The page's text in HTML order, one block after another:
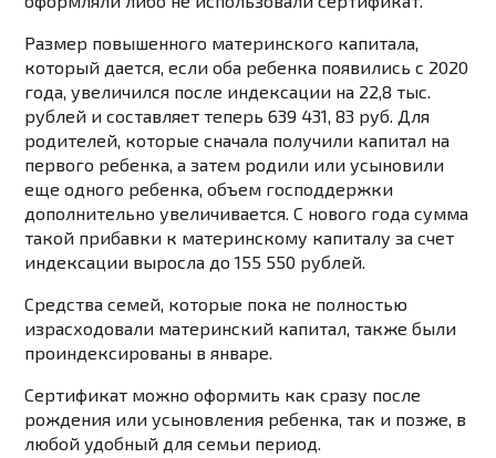
Размер повышенного материнского капитала,
который дается, если оба ребенка появились с 2020
года, увеличился после индексации на 22,8 тыс.
рублей и составляет теперь 639 431, 83 руб. Для
родителей, которые сначала получили капитал на
первого ребенка, а затем родили или усыновили
еще одного ребенка, объем господдержки
дополнительно увеличивается. С нового года сумма
такой прибавки к материнскому капиталу за счет
индексации выросла до 155 550 рублей.
Средства семей, которые пока не полностью
израсходовали материнский капитал, также были
проиндексированы в январе.
Сертификат можнооформить каксразу после
рождения илиусыновления ребенка,так и позже, в
любойудобный длясемьи период.